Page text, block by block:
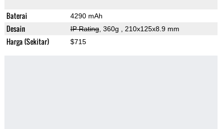
Baterai 4290 mAh
Desain IP Rating, 360g , 210x125x8.9 mm
Harga (Sekitar) $715